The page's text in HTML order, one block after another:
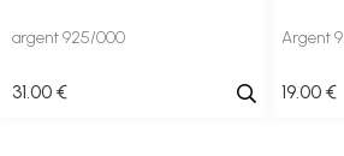
argent 925/000
31.00 €
Argent
19.00 €